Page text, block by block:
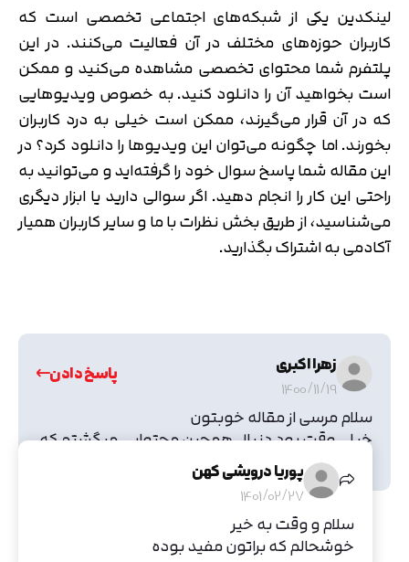
لینکدین یکی از شبکه‌های اجتماعی تخصصی است که
کاربران حوزه‌های مختلف در آن فعالیت می‌کنند. در این
پلتفرم شما محتوای تخصصی مشاهده می‌کنید و ممکن
است بخواهید آن را دانلود کنید. به خصوص ویدیوهایی
که در آن قرار می‌گیرند، ممکن است خیلی به درد کاربران
بخورند. اما چگونه می‌توان این ویدیوها را دانلود کرد؟ در
این مقاله شما پاسخ سوال خود را گرفته‌اید و می‌توانید به
راحتی این کار را انجام دهید. اگر سوالی دارید یا ابزار دیگری
می‌شناسید، از طریق بخش نظرات با ما و سایر کاربران همیار
آکادمی به اشتراک بگذارید.
زهرا اکبری
1400/11/19
پاسخ دادن
سلام مرسی از مقاله خوبتون
خیلی وقت بود دنبال همچین محتوایی میگشتم که
بتونم از لینکدین دانلود کنم
پوریا درویشی کهن
1401/02/27
سلام و وقت به خیر
خوشحالم که براتون مفید بوده